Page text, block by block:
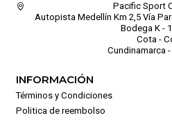
Pacific Sport
Autopista Medellín Km 2,5 Vía
Bodega K -
Cota -
Cundinamarca
INFORMACIÓN
Términos y Condiciones
Politica de reembolso